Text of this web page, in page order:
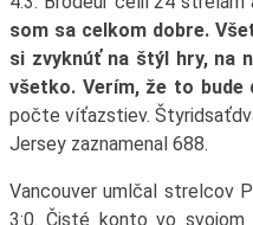
som sa celkom dobre.
si zvyknúť na štýl hry, na
všetko. Verím, že to bude
počte víťazstiev.
Jersey zaznamenal 688.
Vancouver umlčal strelcov
3:0. Čisté konto vo